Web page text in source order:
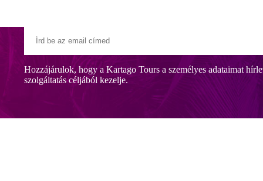
Csendes elhelyezkedésének, családias légkörének és
Hozzájárulok, hogy a Kartago Tours a személyes adataimat
szolgáltatás céljából kezelje.